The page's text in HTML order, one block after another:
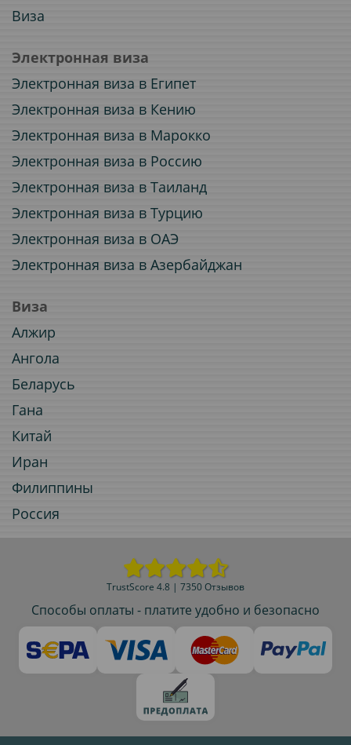
Виза
Электронная виза
Электронная виза в Египет
Электронная виза в Кению
Электронная виза в Марокко
Электронная виза в Россию
Электронная виза в Таиланд
Электронная виза в Турцию
Электронная виза в ОАЭ
Электронная виза в Азербайджан
Виза
Алжир
Ангола
Беларусь
Гана
Китай
Иран
Филиппины
Россия
TrustScore 4.8 | 7350 Отзывов
Способы оплаты - платите удобно и безопасно